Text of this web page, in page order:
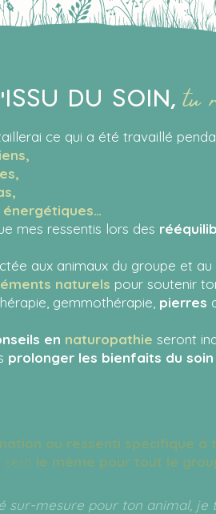
du soin, tu
ce qui a été travaillé
énergétiques…
mes ressentis lors des
aux animaux du groupe et
naturels pour soutenir
gemmothérapie, pierres
en naturopathie seront
prolonger les bienfaits du soin
ou ressenti spécifique à
sera le même pour tout le
sur-mesure pour ton animal, je